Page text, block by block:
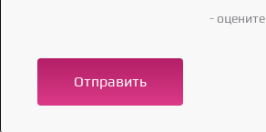
- оцените
Отправить